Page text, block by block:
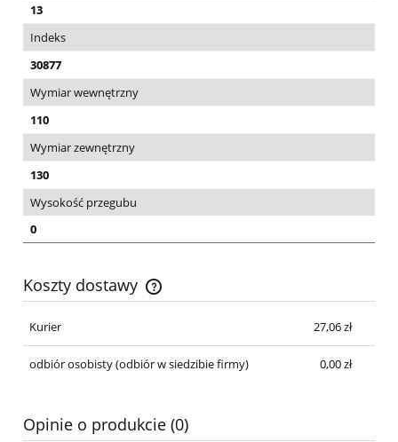
13
Indeks
30877
Wymiar wewnętrzny
110
Wymiar zewnętrzny
130
Wysokość przegubu
0
Koszty dostawy
Cena nie zawiera ewentualnych kosztów płatności
Kurier
27,06 zł
odbiór osobisty(odbiór w siedzibie firmy) 0,00 zł
Opinie o produkcie (0)